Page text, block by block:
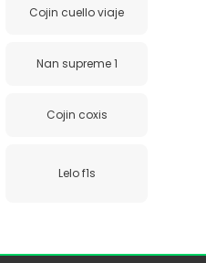
Cojin cuello viaje
Nan supreme 1
Cojin coxis
Lelo f1s